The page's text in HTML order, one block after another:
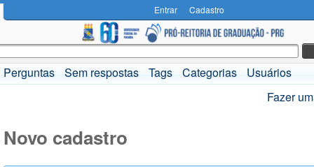
Entrar Cadastro
Perguntas Sem respostas Tags Categorias
Usuários
Fazer
Novo cadastro